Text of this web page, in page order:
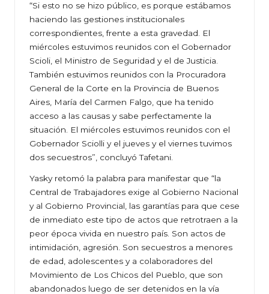
“Si esto no se hizo público, es porque estábamos
haciendo las gestiones institucionales
correspondientes, frente a esta gravedad. El
miércoles estuvimos reunidos con el Gobernador
Scioli, el Ministro de Seguridad y el de Justicia.
También estuvimos reunidos con la Procuradora
General de la Corte en la Provincia de Buenos
Aires, María del Carmen Falgo, que ha tenido
acceso a las causas y sabe perfectamente la
situación. El miércoles estuvimos reunidos con el
Gobernador Sciolli y el jueves y el viernes tuvimos
dos secuestros”, concluyó Tafetani.
Yasky retomó la palabra para manifestar que “la
Central de Trabajadores exige al Gobierno Nacional
y al Gobierno Provincial, las garantías para que cese
de inmediato este tipo de actos que retrotraen a la
peor época vivida en nuestro país. Son actos de
intimidación, agresión. Son secuestros a menores
de edad, adolescentes y a colaboradores del
Movimiento de Los Chicos del Pueblo, que son
abandonados luego de ser detenidos en la vía